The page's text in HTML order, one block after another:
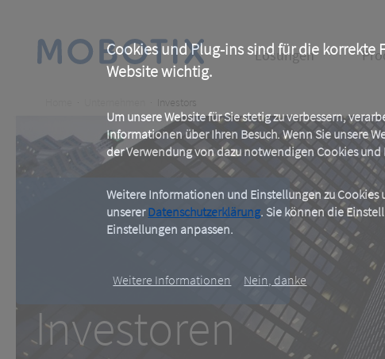
Cookies und Plug-ins sind für die korrekte
Website wichtig.
Um unsere Website für Sie stetig zu verbessern,
Informationen über Ihren Besuch. Wenn Sie unsere
der Verwendung von dazu notwendigen Cookies und
Weitere Informationen und Einstellungen zu Cookies
unsererDatenschutzerklärung. Sie können die
Einstellungen anpassen.
Weitere Informationen Nein, danke
content
Main
Lösungen
Breadcrumb
Investors
Investoren
Investoren